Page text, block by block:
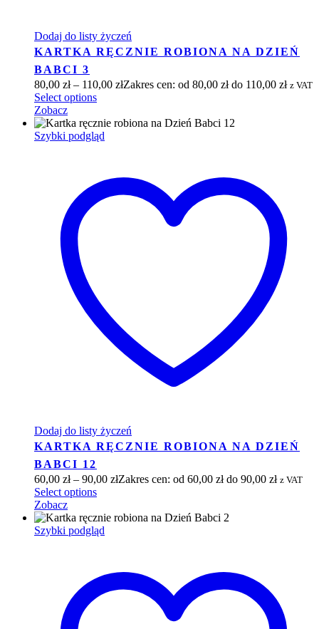
Dodaj do listy życzeń
KARTKA RĘCZNIE ROBIONA NA DZIEŃ
BABCI 3
80,00 zł – 110,00 złZakres cen: od 80,00 zł do 110,00 zł z VAT
Select options
Zobacz
Szybki podgląd
Dodaj do listy życzeń
KARTKA RĘCZNIE ROBIONA NA DZIEŃ
BABCI 12
60,00 zł – 90,00 złZakres cen: od 60,00 zł do 90,00 zł z VAT
Select options
Zobacz
Szybki podgląd